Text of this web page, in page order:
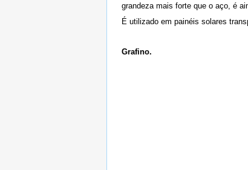
grandeza mais forte que o aço, é
É utilizado em painéis solares
Grafino.